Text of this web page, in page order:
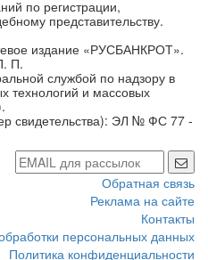
является Ассоциация
по регистрации,
издание «РУСБАНКРОТ».
П.
службой по надзору в
и массовых
свидетельства): ЭЛ № ФС 77 -
Обратная связь
Реклама на сайте
Контакты
обработки персональных данных